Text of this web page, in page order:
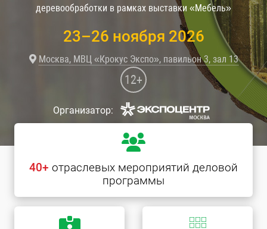
деревообработки в рамках выставки «Мебель»
23–26 ноября 2026
Москва, МВЦ «Крокус Экспо», павильон 3, зал 13
12+
Организатор:
40+ отраслевых мероприятий деловой
программы